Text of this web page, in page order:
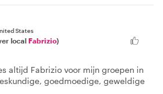
States
local Fabrizio)
altijd Fabrizio voor mijn groepen in
goedmoedige, geweldige